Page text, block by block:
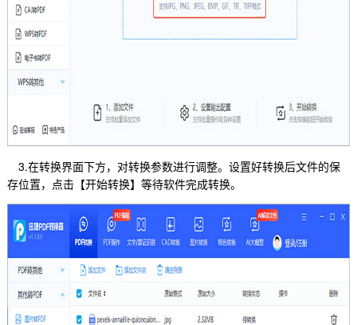
3.在转换界面下方，对转换参数进行调整。设置好转换后文件的保
存位置，点击【开始转换】等待软件完成转换。